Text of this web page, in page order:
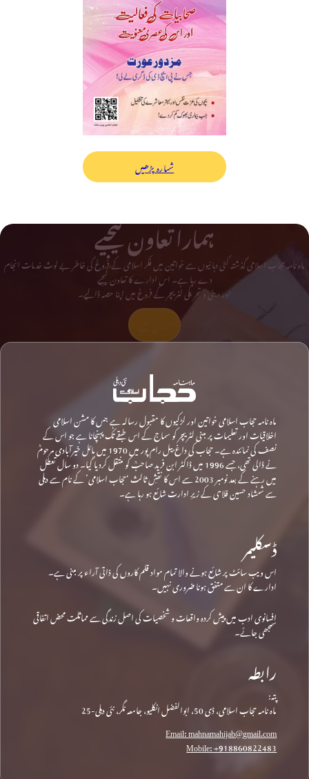
شمارہ پڑھیں
ہمارا تعاون کیجیے
ماہ نامہ حجاب اسلامی گذشتہ کئی دہائیوں سے خواتین میں فکر اسلامی کے فروغ کی خاطر بے لوث خدمات انجام
دے رہا ہے۔ اس ادارے کا تعاون کیجیے
اور دینی و تحریکی لٹریچر کے فروغ میں اپنا حصہ ڈالیے۔
ماہ نامہ حجاب اسلامی خواتین اور لڑکیوں کا مقبول رسالہ ہے جس کا مشن اسلامی
اخلاقیات اور تعلیمات پر مبنی لٹریچر کو سماج کے اس طبقے تک پہنچانا ہے جو اس کے
نصف کی نمائندہ ہے۔ حجاب کی داغ بیل رام پور میں 1970 میں مائل خیرآبادی مرحومؒ
نے ڈالی تھی، جسے 1996 میں ڈاکٹر ابن فرید صاحبؒ کو منتقل کردیا گیا۔ دو سال تعطل
میں رہنے کے بعد نومبر 2003 سے اس کا نقشِ ثالث ‘حجاب اسلامی’ کے نام سے دہلی
سے شمشاد حسین فلاحی کے زیرِ ادارت شائع ہو رہا ہے۔
ڈسکلیمر
اس ویب سائٹ پر شائع ہونے والا تمام مواد قلم کاروں کی ذاتی آراء پر مبنی ہے۔
ادارے کا ان سے متفق ہونا ضروری نہیں۔
افسانوی ادب میں پیش کردہ واقعات و شخصیات کی اصل زندگی سے مماثلت محض اتفاقی
سمجھی جائے۔
رابطہ
پتہ:
ماہ نامہ حجاب اسلامی، ڈی 50، ابوالفضل انکلیو، جامعہ نگر، نئی دہلی-25
Email: mahnamahijab@gmail.com
Mobile: +918860822483